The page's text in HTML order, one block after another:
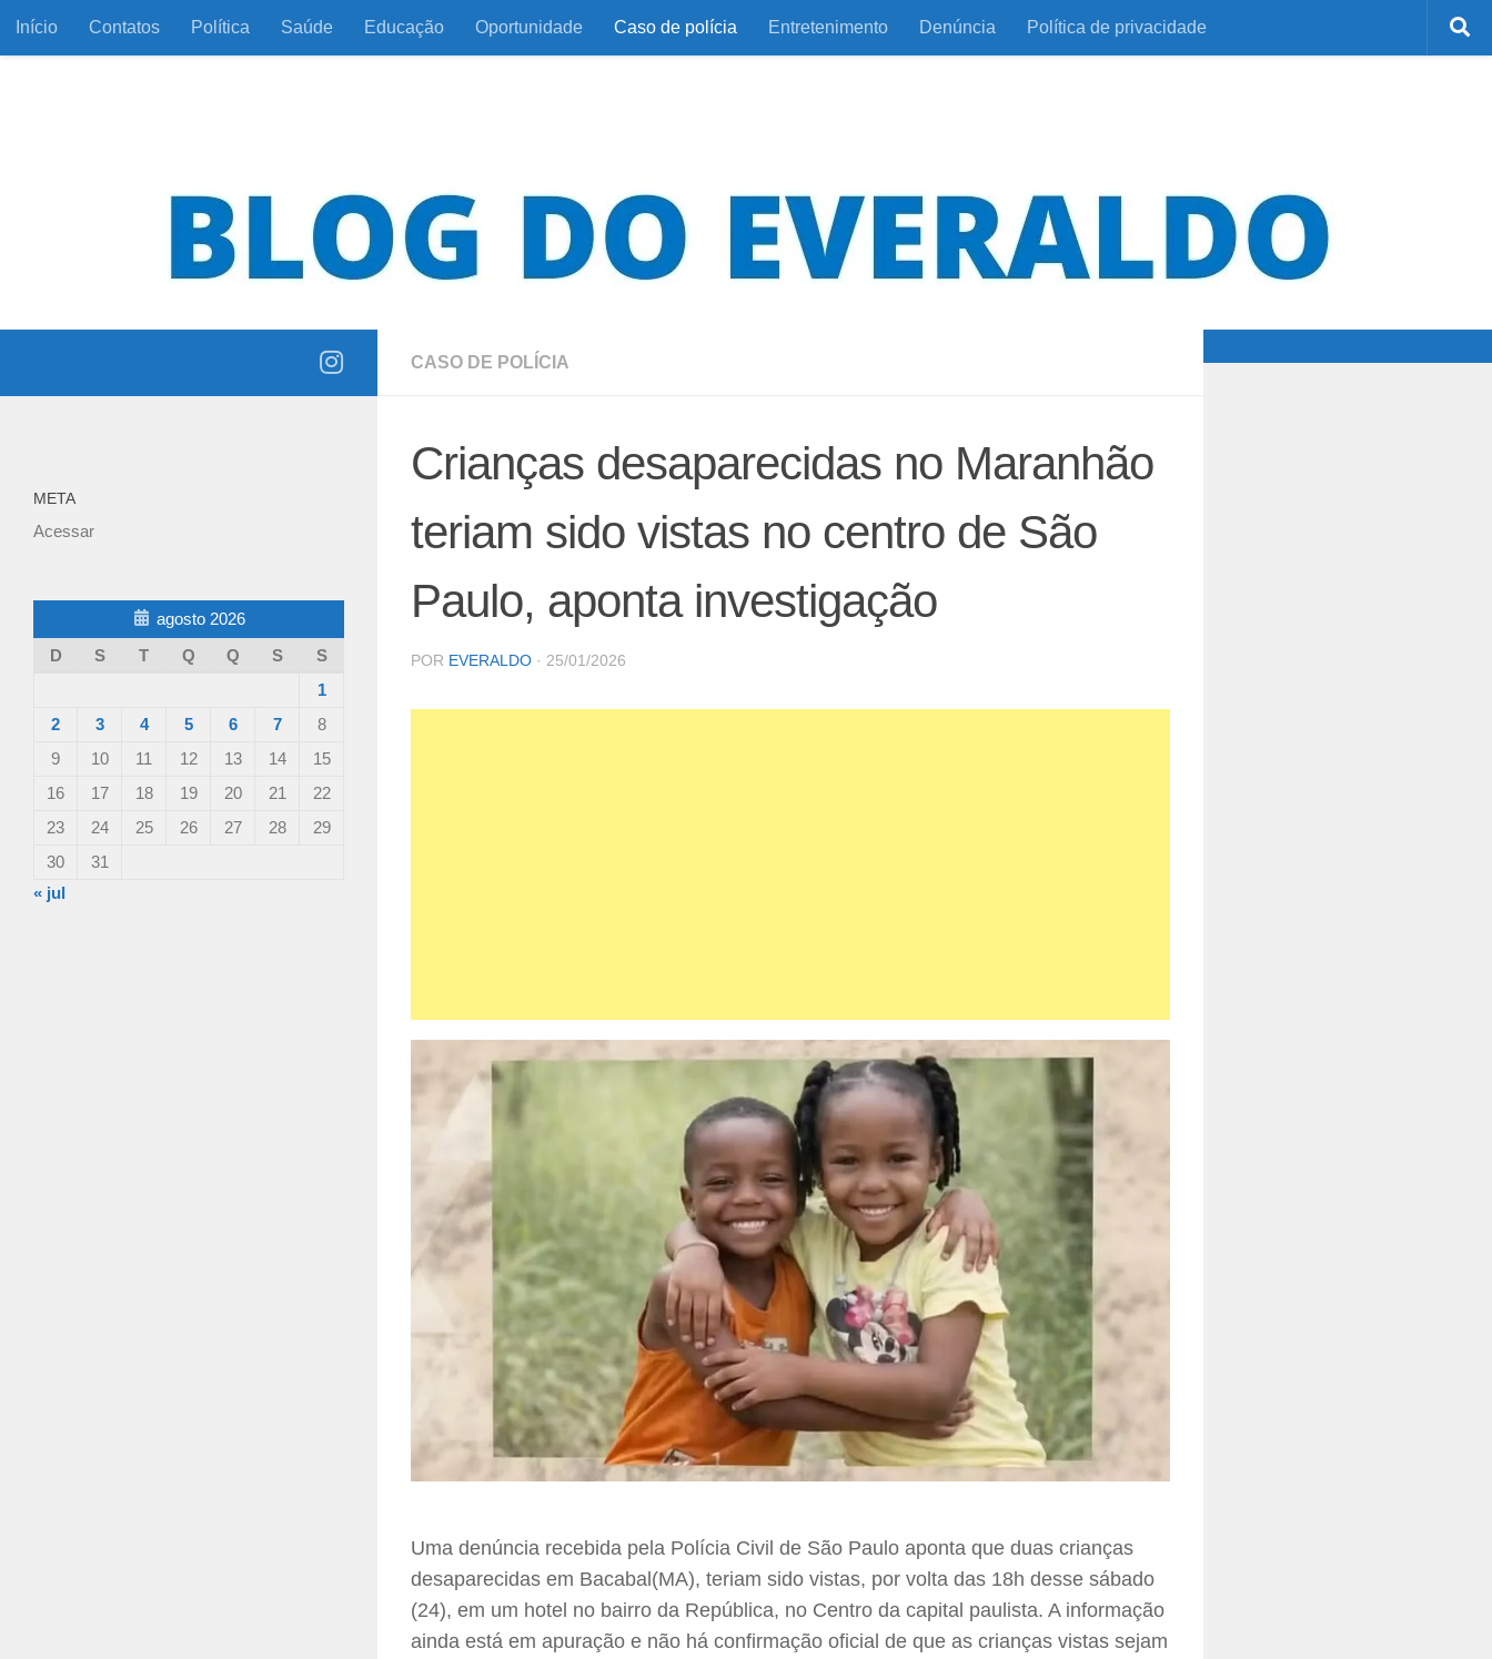
Skip to content
Início Contatos Política Saúde Educação Oportunidade Caso de polícia Entretenimento Denúncia Política de privacidade
CASO DE POLÍCIA
Crianças desaparecidas no Maranhão
teriam sido vistas no centro de São
Paulo, aponta investigação
POR EVERALDO · 25/01/2026
Uma denúncia recebida pela Polícia Civil de São Paulo aponta que duas crianças
desaparecidas em Bacabal(MA), teriam sido vistas, por volta das 18h desse sábado
(24), em um hotel no bairro da República, no Centro da capital paulista. A informação
ainda está em apuração e não há confirmação oficial de que as crianças vistas sejam
META
Acessar
agosto 2026
D
S T Q Q S
S
1
2
3 4 5 6 7
8
9
10 11 12 13 14
15
16
17 18 19 20 21
22
23
24 25 26 27 28
29
30
31
« jul